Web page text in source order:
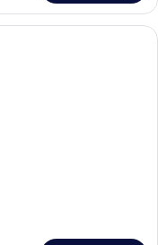
d’hôtel moderne